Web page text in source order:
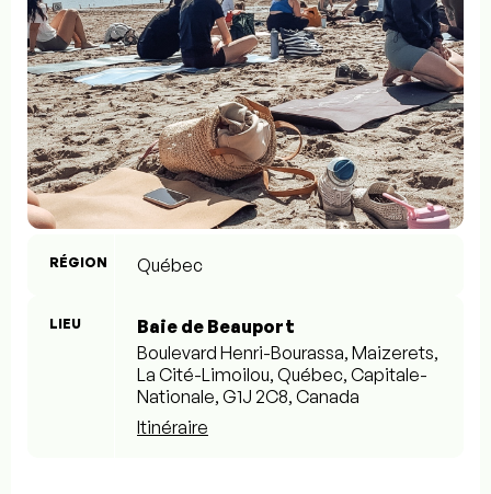
RÉGION Québec
LIEU
Baie de Beauport
Boulevard Henri-Bourassa, Maizerets,
La Cité-Limoilou, Québec, Capitale-
Nationale, G1J 2C8, Canada
Itinéraire